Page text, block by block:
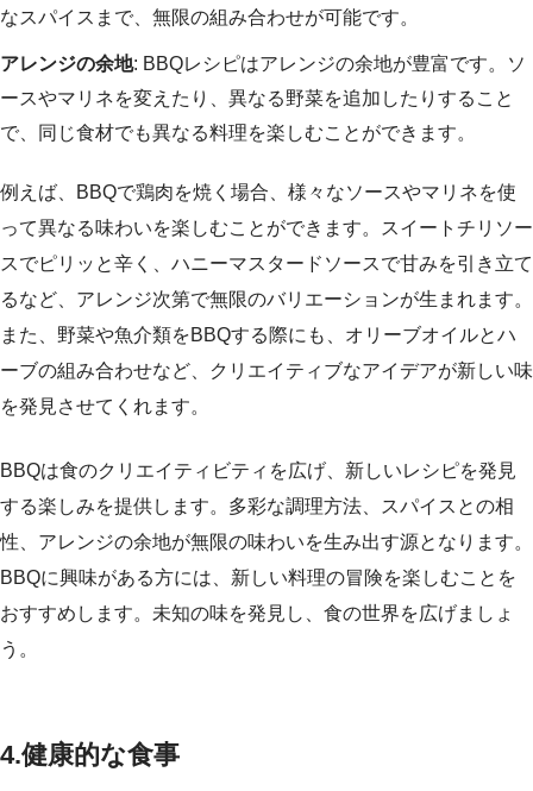
なスパイスまで、無限の組み合わせが可能です。
アレンジの余地: BBQレシピはアレンジの余地が豊富です。ソ
ースやマリネを変えたり、異なる野菜を追加したりすること
で、同じ食材でも異なる料理を楽しむことができます。
例えば、BBQで鶏肉を焼く場合、様々なソースやマリネを使
って異なる味わいを楽しむことができます。スイートチリソー
スでピリッと辛く、ハニーマスタードソースで甘みを引き立て
るなど、アレンジ次第で無限のバリエーションが生まれます。
また、野菜や魚介類をBBQする際にも、オリーブオイルとハ
ーブの組み合わせなど、クリエイティブなアイデアが新しい味
を発見させてくれます。
BBQは食のクリエイティビティを広げ、新しいレシピを発見
する楽しみを提供します。多彩な調理方法、スパイスとの相
性、アレンジの余地が無限の味わいを生み出す源となります。
BBQに興味がある方には、新しい料理の冒険を楽しむことを
おすすめします。未知の味を発見し、食の世界を広げましょ
う。
4.健康的な食事